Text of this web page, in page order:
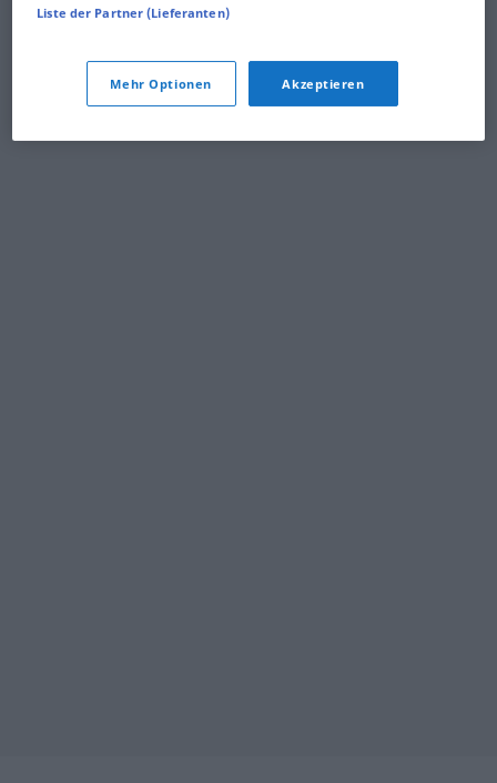
Liste der Partner (Lieferanten)
Mehr Optionen Akzeptieren